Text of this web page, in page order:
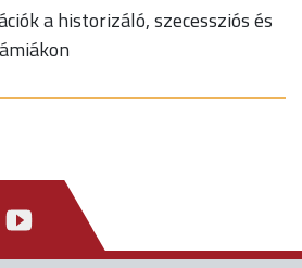
a historizáló, szecessziós és